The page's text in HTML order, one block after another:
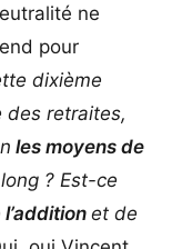
ne
pour
dixième
des retraites,
les moyens de
? Est-ce
l’addition et de